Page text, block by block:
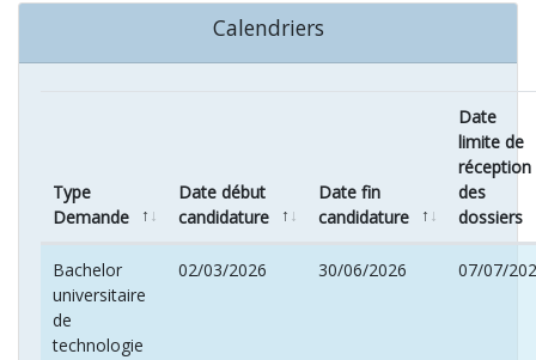
Calendriers
Type
Demande
Date début
candidature
Date fin
candidature
Date
limite de
réception
des
dossiers
Bachelor
universitaire
de
technologie
02/03/2026 30/06/2026 07/07/